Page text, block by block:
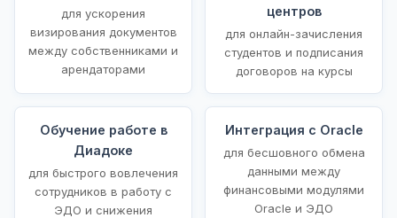
для ускорения
визирования документов
между собственниками и
арендаторами
центров
для онлайн-зачисления
студентов и подписания
договоров на курсы
Обучение работе в
Диадоке
для быстрого вовлечения
сотрудников в работу с
ЭДО и снижения
Интеграция с Oracle
для бесшовного обмена
данными между
финансовыми модулями
Oracle и ЭДО